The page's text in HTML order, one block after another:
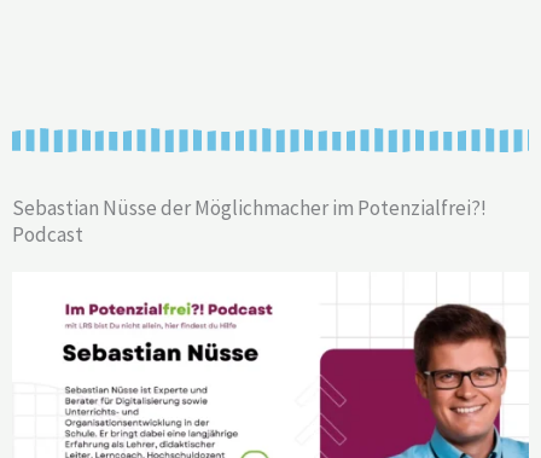
Sebastian Nüsse der Möglichmacher im Potenzialfrei?!
Podcast